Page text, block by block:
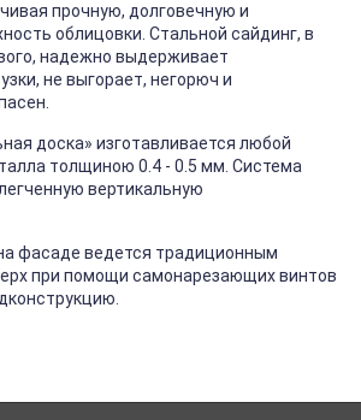
прочную, долговечную и
облицовки. Стальной сайдинг, в
надежно выдерживает
не выгорает, негорюч и
доска» изготавливается любой
толщиною 0.4 - 0.5 мм. Система
вертикальную
фасаде ведется традиционным
при помощи самонарезающих винтов